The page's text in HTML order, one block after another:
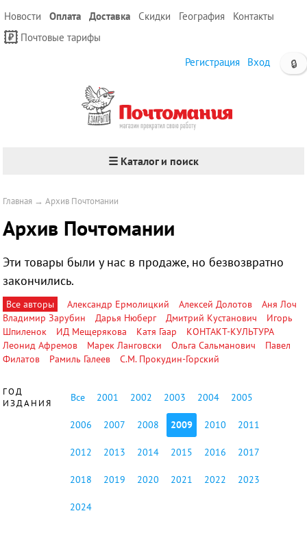
Новости Оплата Доставка Скидки География
Контакты
Почтовые тарифы
🔒
Регистрация Вход
☰ Каталог и поиск
Главная →Архив Почтомании
Архив Почтомании
Эти товары были у нас в продаже, но безвозвратно
закончились.
Все авторы Александр Ермолицкий Алексей Долотов
Аня Лоч
Владимир Зарубин
Дарья Нюберг Дмитрий Кустанович
Игорь
Шпиленок
ИД Мещерякова Катя Гаар
КОНТАКТ-КУЛЬТУРА
Леонид Афремов
Марек Ланговски Ольга Сальманович
Павел
Филатов
Рамиль Галеев С.М. Прокудин-Горский
ГОД
ИЗДАНИЯ
Все 2001 2002 2003 2004 2005
2006 2007 2008 2009 2010 2011
2012 2013 2014 2015 2016 2017
2018 2019 2020 2021 2022 2023
2024